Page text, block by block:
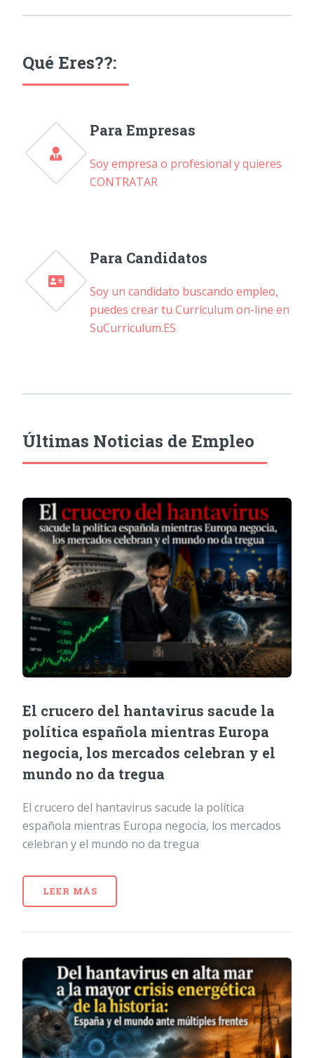
Qué Eres??:
Para Empresas
Soy empresa o profesional y quieres
CONTRATAR
Para Candidatos
Soy un candidato buscando empleo,
puedes crear tu Curriculum on-line en
SuCurriculum.ES
Últimas Noticias de Empleo
El crucero del hantavirus sacude la
política española mientras Europa
negocia, los mercados celebran y el
mundo no da tregua
El crucero del hantavirus sacude la política
española mientras Europa negocia, los mercados
celebran y el mundo no da tregua
LEER MÁS